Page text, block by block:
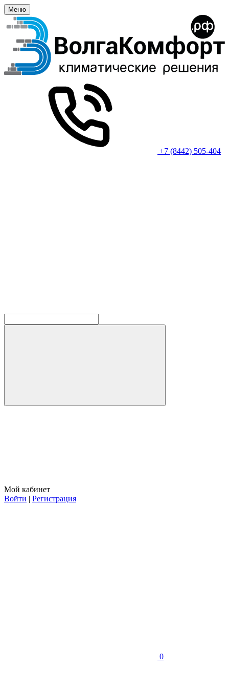
Меню
+7 (8442) 505-404
Мой кабинет
Войти | Регистрация
0